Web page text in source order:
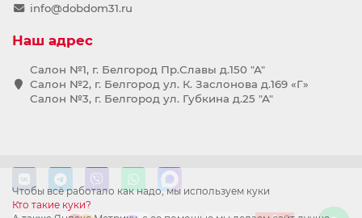
Чтобы всё работало как надо, мы используем куки
Кто такие куки?
info@dobdom31.ru
Наш адрес
Салон №1, г. Белгород Пр.Славы д.150 "А"
Салон №2, г. Белгород ул. К. Заслонова д.169 «Г»
Салон №3, г. Белгород ул. Губкина д.25 "А"